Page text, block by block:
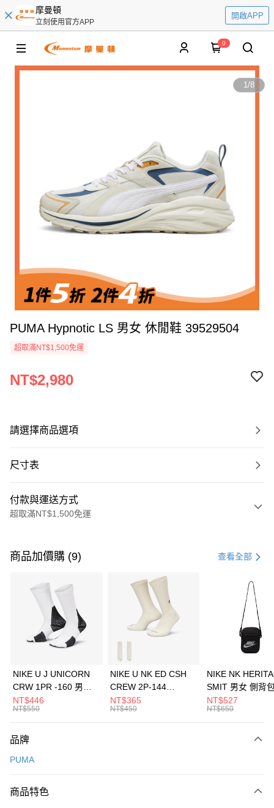
摩曼頓
立刻使用官方APP
開啟APP
0
1/8
PUMA Hypnotic LS 男女 休閒鞋 39529504
超取滿NT$1,500免運
NT$2,980
請選擇商品選項
尺寸表
付款與運送方式
超取滿NT$1,500免運
信用卡一次付款
3 期 0 利率 每期 21家銀行
合作金庫商業銀行
第一商業銀行
華南商業銀行
彰化商業銀行
上海商業儲蓄銀行
元大商業銀行
台灣樂天信用卡公司
Apple Pay
全盈+PAY
AFTEE先享後付
【關於「AFTEE先享後付」】
便利好安心！
３．安心：先確認商品／服務後，再付款。
運送方式
每筆NT$100，滿NT$1,500(含以上)免運費
商品加價購 (9) 查看全部
NIKE U J UNICORN
CRW 1PR -160 男女
中統襪 FZ3393100
NT$446
NT$550
NIKE U NK ED CSH
CREW 2P-144
EMBRDY 男女 短統襪
FZ3073133
NT$365
NT$450
NIKE NK
SMIT 男女 側背
BA5871010
NT$527
NT$650
品牌
PUMA
商品特色